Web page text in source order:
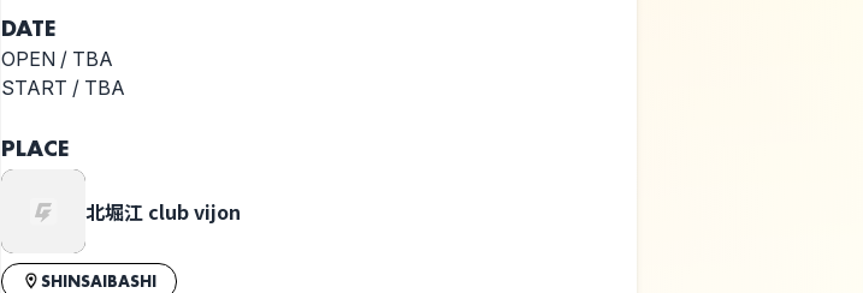
DATE
OPEN / TBA
START / TBA
PLACE
北堀江 club vijon
SHINSAIBASHI